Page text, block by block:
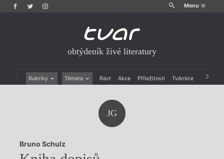
Menu
obtýdeník živé literatury
Rubriky Témata Ravt Akce Příležitosti Tvárnice Archiv
Rozhovory
Dokument
Výroční ceny
JG
Bruno Schulz